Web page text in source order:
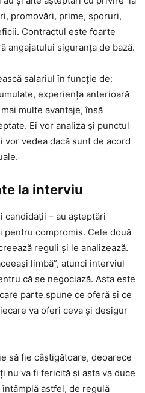
promovări, prime, sporuri,
Contractul este foarte
angajatului siguranța de bază.
salariul în funcție de:
experiența anterioară
multe avantaje, însă
Ei vor analiza și punctul
vedea dacă sunt de acord
la interviu
candidații – au așteptări
pentru compromis. Cele două
reguli și le analizează.
limbă”, atunci interviul
că se negociază. Asta este
parte spune ce oferă și ce
va oferi ceva și desigur
să fie câștigătoare, deoarece
nu va fi fericită și asta va duce
astfel, de regulă